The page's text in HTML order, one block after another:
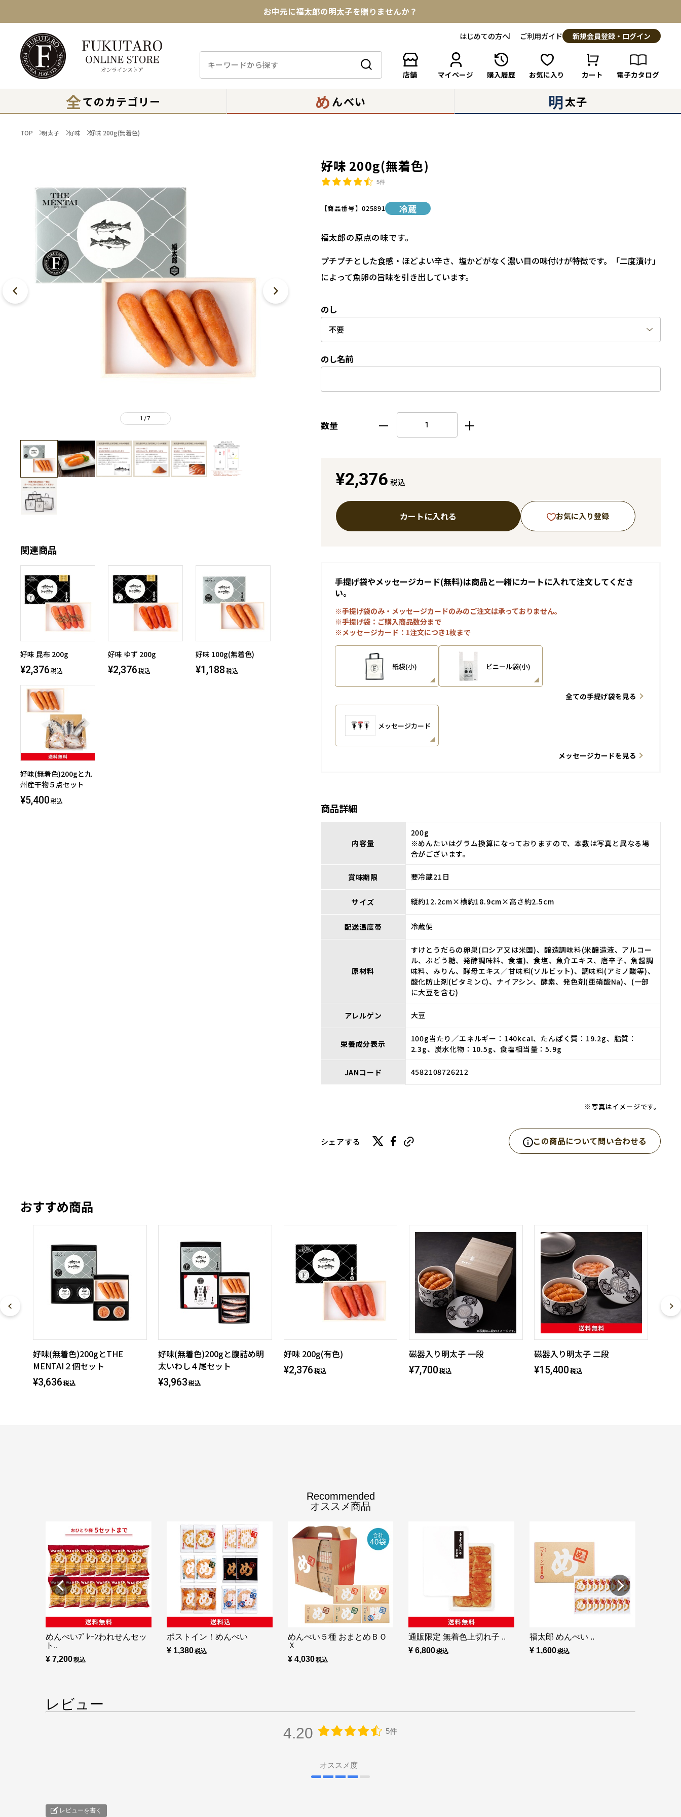
★めんべい25周年記念商品が登場★
送料全国一律770円！10,800円以上で送料無料
はじめての方へ ご利用ガイド 新規会員登録・ログイン
店舗 マイページ 購入履歴 お気に入り カート 電子カタログ
全てのカテゴリー め んべい 明太子
TOP 明太子 好味 好味 200g(無着色)
1 /7
関連商品
好味 昆布 200g
¥2,376 税込
好味 ゆず 200g
¥2,376 税込
好味 100g(無着色)
¥1,188 税込
好味(無着色)200gと九
州産干物５点セット
¥5,400 税込
好味 200g(無着色)
5件
【商品番号】025891 冷蔵
福太郎の原点の味です。
プチプチとした食感・ほどよい辛さ、塩かどがなく濃い目の味付けが特徴です。「二度漬け」
によって魚卵の旨味を引き出しています。
のし
のし名前
数量
¥2,376 税込
カートに入れる お気に入り登録
手提げ袋やメッセージカード(無料)は商品と一緒にカートに入れて注文してくださ
い。
※手提げ袋のみ・メッセージカードのみのご注文は承っておりません。
※手提げ袋：ご購入商品数分まで
※メッセージカード：1注文につき1枚まで
紙袋(小) ビニール袋(小)
全ての手提げ袋を見る
メッセージカード
メッセージカードを見る
商品詳細
内容量
200g
※めんたいはグラム換算になっておりますので、本数は写真と異なる場
合がございます。
賞味期限 要冷蔵21日
サイズ 縦約12.2cm×横約18.9cm×高さ約2.5cm
配送温度帯 冷蔵便
原材料
すけとうだらの卵巣(ロシア又は米国)、醸造調味料(米醸造液、アルコー
ル、ぶどう糖、発酵調味料、食塩)、食塩、魚介エキス、唐辛子、魚醤調
味料、みりん、酵母エキス／甘味料(ソルビット)、調味料(アミノ酸等)、
酸化防止剤(ビタミンC)、ナイアシン、酵素、発色剤(亜硝酸Na)、(一部
に大豆を含む)
アレルゲン 大豆
栄養成分表示
100g当たり／エネルギー：140kcal、たんぱく質：19.2g、脂質：
2.3g、炭水化物：10.5g、食塩相当量：5.9g
JANコード 4582108726212
※写真はイメージです。
シェアする この商品について問い合わせる
おすすめ商品
好味(無着色)200gとTHE
MENTAI２個セット
¥3,636 税込
好味(無着色)200gと腹詰め明
太いわし４尾セット
¥3,963 税込
好味 200g(有色)
¥2,376 税込
磁器入り明太子 一段
¥7,700 税込
磁器入り明太子 二段
¥15,400 税込
Recommended
オススメ商品
めんべいﾌﾟﾚｰﾝわれせんセッ
ト..
¥ 7,200
ポストイン！めんべい
¥ 1,380
めんべい５種 おまとめＢＯ
Ｘ
¥ 4,030
通販限定 無着色上切れ子 ..
¥ 6,800
福太郎 めんべい ..
¥ 1,600
レビュー
4.20 5件
オススメ度
レビューを書く